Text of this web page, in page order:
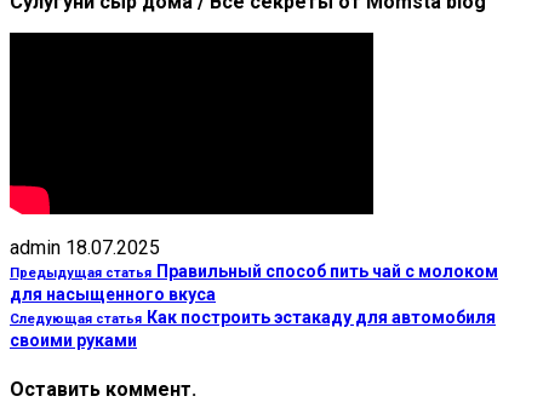
admin 18.07.2025
Предыдущая статья Правильный способ пить чай с молоком
для насыщенного вкуса
Следующая статья Как построить эстакаду для автомобиля
своими руками
Оставить коммент.